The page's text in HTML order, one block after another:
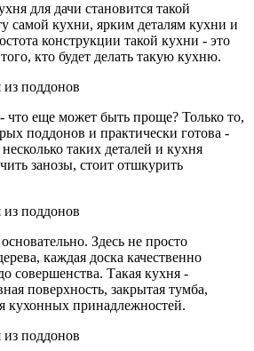
для дачи становится такой
самой кухни, ярким деталям кухни и
конструкции такой кухни - это
кто будет делать такую кухню.
что еще может быть проще? Только то,
поддонов и практически готова -
таких деталей и кухня
занозы, стоит отшкурить
Здесь не просто
каждая доска качественно
совершенства. Такая кухня -
поверхность, закрытая тумба,
кухонных принадлежностей.